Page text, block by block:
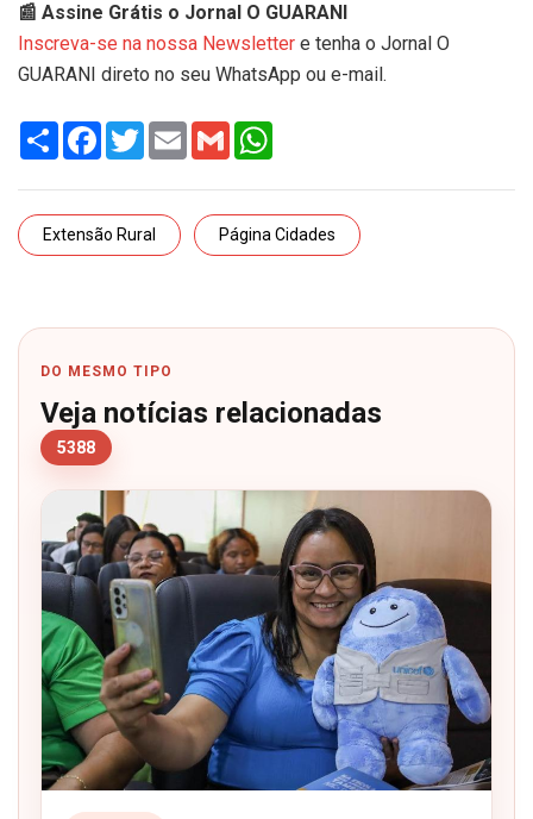
📰 Assine Grátis o Jornal O GUARANI
Inscreva-se na nossa Newsletter e tenha o Jornal O
GUARANI direto no seu WhatsApp ou e-mail.
Share Facebook
TwitterEmail Gmail
Extensão Rural Página Cidades
DO MESMO TIPO
Veja notícias relacionadas
5388